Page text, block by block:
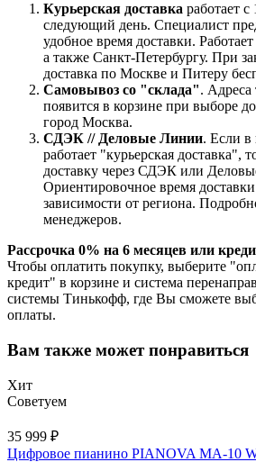
Курьерская доставка работает
следующий день. Специалист
удобное время доставки.
а также Санкт-Петербургу. При
доставка по Москве и Питеру
Самовывоз со "склада". Адреса
появится в корзине при выборе
город Москва.
СДЭК // Деловые Линии. Если в
работает "курьерская доставка",
доставку через СДЭК или
Ориентировочное время
зависимости от региона.
менеджеров.
Рассрочка 0% на 6 месяцев или
Чтобы оплатить покупку, выберите
кредит" в корзине и система
системы Тинькофф, где Вы сможете
оплаты.
Вам также может понравиться
Хит
Советуем
35 999 ₽
Цифровое пианино PIANOVA MA-10